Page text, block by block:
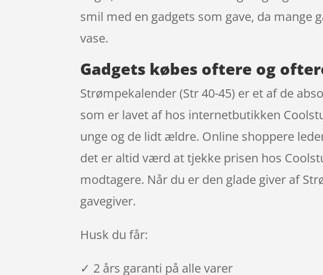
smil med en gadgets som gave, da mange
vase.
Gadgets købes oftere og
Strømpekalender (Str 40-45) er et af de
som er lavet af hos internetbutikken
unge og de lidt ældre. Online shoppere
det er altid værd at tjekke prisen hos
modtagere. Når du er den glade giver af
gavegiver.
Husk du får:
✓ 2 års garanti på alle varer